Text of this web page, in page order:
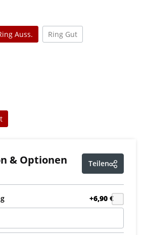
Auss. Ring Gut
& Optionen Teilen
+6,90 €